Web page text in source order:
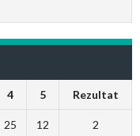
4 5 Rezultat
25 12 2